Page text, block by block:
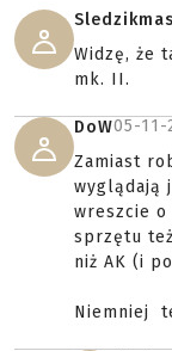
Widzę, że
mk. II.
DoW05-11-
Zamiast
wyglądają
wreszcie o
sprzętu
niż AK (i
Niemniej